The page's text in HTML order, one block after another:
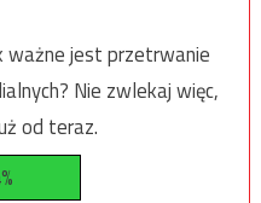
ważne jest przetrwanie
Nie zwlekaj więc,
od teraz.